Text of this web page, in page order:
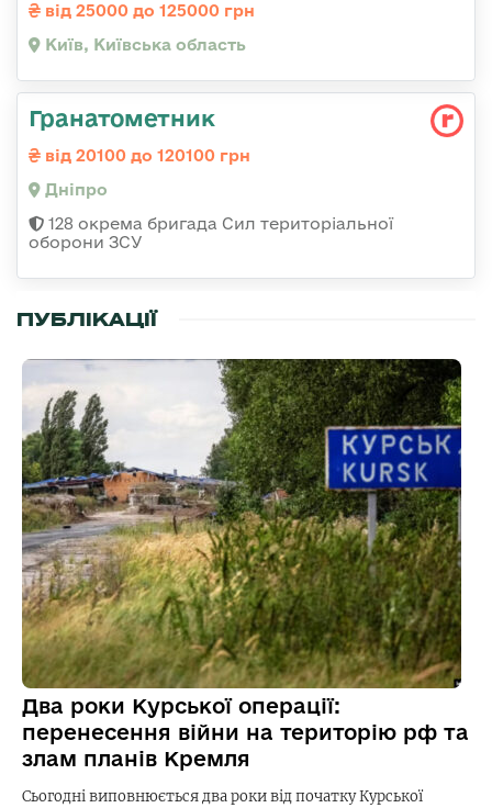
від 25000 до 125000 грн
Київ, Київська область
Гранатометник
від 20100 до 120100 грн
Дніпро
128 окрема бригада Сил територіальної
оборони ЗСУ
ПУБЛІКАЦІЇ
Два роки Курської операції:
перенесення війни на територію рф та
злам планів Кремля
Сьогодні виповнюється два роки від початку Курської